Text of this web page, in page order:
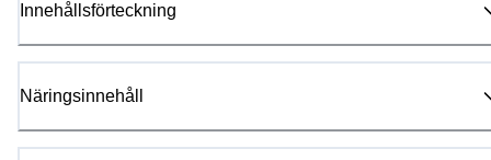
Innehållsförteckning
Näringsinnehåll